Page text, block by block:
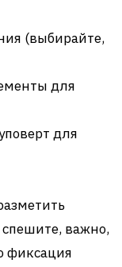
(выбирайте,
для
для
важно,
фиксация